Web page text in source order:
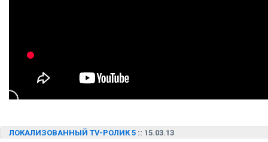
ЛОКАЛИЗОВАННЫЙ TV-РОЛИК 5 :: 15.03.13